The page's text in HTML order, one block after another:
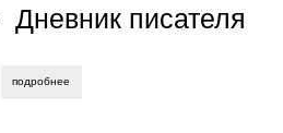
Дневник писателя
подробнее